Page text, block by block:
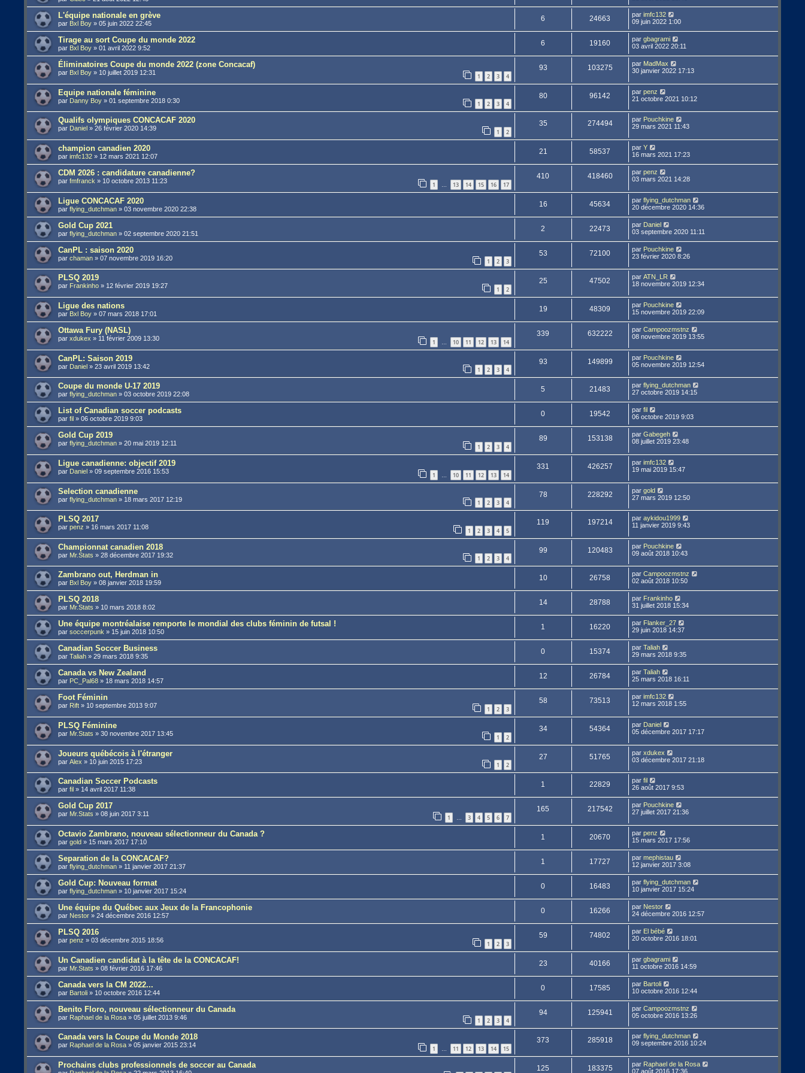
L'équipe nationale en grève
par Bxl Boy »05 juin 2022 22:45
6 24663 par imfc132
09 juin 2022 1:00
Tirage au sort Coupe du monde 2022
par Bxl Boy »01 avril 2022 9:52
6 19160 par gbagrami
03 avril 2022 20:11
Éliminatoires Coupe du monde 2022 (zone Concacaf)
par Bxl Boy » 10 juillet 2019 12:31 1 2 3 4
93 103275 par MadMax
30 janvier 2022 17:13
Equipe nationale féminine
par Danny Boy »01 septembre 2018 0:30 1 2 3 4
80 96142 par penz
21 octobre 2021 10:12
Qualifs olympiques CONCACAF 2020
par Daniel »26 février 2020 14:39 1 2
35 274494 par Pouchkine
29 mars 2021 11:43
champion canadien 2020
parimfc132 » 12 mars 2021 12:07
21 58537 par Y
16 mars 2021 17:23
CDM 2026 : candidature canadienne?
parfmfranck » 10 octobre 2013 11:23 1 … 13 14 15 16 17
410 418460 par penz
03 mars 2021 14:28
Ligue CONCACAF 2020
parflying_dutchman »03 novembre 2020 22:38
16 45634 par flying_dutchman
20 décembre 2020 14:36
Gold Cup 2021
parflying_dutchman »02 septembre 2020 21:51
2 22473 par Daniel
03 septembre 2020 11:11
CanPL : saison 2020
parchaman »07 novembre 2019 16:20 1 2 3
53 72100 par Pouchkine
23 février 2020 8:26
PLSQ 2019
par Frankinho » 12 février 2019 19:27 1 2
25 47502 par ATN_LR
18 novembre 2019 12:34
Ligue des nations
par Bxl Boy »07 mars 2018 17:01
19 48309 par Pouchkine
15 novembre 2019 22:09
Ottawa Fury (NASL)
parxdukex » 11 février 2009 13:30 1 … 10 11 12 13 14
339 632222 par Campoozmstnz
08 novembre 2019 13:55
CanPL: Saison 2019
par Daniel »23 avril 2019 13:42 1 2 3 4
93 149899 par Pouchkine
05 novembre 2019 12:54
Coupe du monde U-17 2019
parflying_dutchman »03 octobre 2019 22:08
5 21483 par flying_dutchman
27 octobre 2019 14:15
List of Canadian soccer podcasts
parfil »06 octobre 2019 9:03
0 19542 par fil
06 octobre 2019 9:03
Gold Cup 2019
parflying_dutchman »20 mai 2019 12:11 1 2 3 4
89 153138 par Gabegeh
08 juillet 2019 23:48
Ligue canadienne: objectif 2019
par Daniel »09 septembre 2016 15:53 1 10 11 12 13 14
331 426257 par imfc132
19 mai 2019 15:47
Selection canadienne
parflying_dutchman » 18 mars 2017 12:19 1 2 3 4
78 228292 par gold
27 mars 2019 12:50
PLSQ 2017
parpenz » 16 mars 2017 11:08 1 2 3 4 5
119 197214 par aykidou1999
11 janvier 2019 9:43
Championnat canadien 2018
par Mr.Stats »28 décembre 2017 19:32 1 2 3 4
99 120483 par Pouchkine
09 août 2018 10:43
Zambrano out, Herdman in
par Bxl Boy »08 janvier 2018 19:59
10 26758 par Campoozmstnz
02 août 2018 10:50
PLSQ 2018
par Mr.Stats »10 mars 2018 8:02
14 28788 par Frankinho
31 juillet 2018 15:34
Une équipe montréalaise remporte le mondial des clubs féminin de futsal !
parsoccerpunk »15 juin 2018 10:50
1 16220 par Flanker_27
29 juin 2018 14:37
Canadian Soccer Business
parTaliah »29 mars 2018 9:35
0 15374 par Taliah
29 mars 2018 9:35
Canada vs New Zealand
par PC_Pal68 »18 mars 2018 14:57
12 26784 par Taliah
25 mars 2018 16:11
Foot Féminin
par Rift »10 septembre 2013 9:07 1 2 3
58 73513 par imfc132
12 mars 2018 1:55
PLSQ Féminine
par Mr.Stats »30 novembre 2017 13:45 1 2
34 54364 par Daniel
05 décembre 2017 17:17
Joueurs québécois à l'étranger
parAlex » 10 juin 2015 17:23 1 2
27 51765 par xdukex
03 décembre 2017 21:18
Canadian Soccer Podcasts
parfil » 14 avril 2017 11:38
1 22829 par fil
26 août 2017 9:53
Gold Cup 2017
par Mr.Stats »08 juin 2017 3:11 1 … 3 4 5 6 7
165 217542 par Pouchkine
27 juillet 2017 21:36
Octavio Zambrano, nouveau sélectionneur du Canada ?
pargold » 15 mars 2017 17:10
1 20670 par penz
15 mars 2017 17:56
Separation de la CONCACAF?
parflying_dutchman » 11 janvier 2017 21:37
1 17727 par mephistau
12 janvier 2017 3:08
Gold Cup: Nouveau format
parflying_dutchman » 10 janvier 2017 15:24
0 16483 par flying_dutchman
10 janvier 2017 15:24
Une équipe du Québec aux Jeux de la Francophonie
par Nestor »24 décembre 2016 12:57
0 16266 par Nestor
24 décembre 2016 12:57
PLSQ 2016
parpenz »03 décembre 2015 18:56 1 2 3
59 74802 par El bébé
20 octobre 2016 18:01
Un Canadien candidat à la tête de la CONCACAF!
par Mr.Stats »08 février 2016 17:46
23 40166 par gbagrami
11 octobre 2016 14:59
Canada vers la CM 2022...
par Bartoli » 10 octobre 2016 12:44
0 17585 par Bartoli
10 octobre 2016 12:44
Benito Floro, nouveau sélectionneur du Canada
par Raphael de la Rosa »05 juillet 2013 9:46 1 2 3 4
94 125941 par Campoozmstnz
05 octobre 2016 13:26
Canada vers la Coupe du Monde 2018
par Raphael de la Rosa »05 janvier 2015 23:14 1 … 11 12 13 14 15
373 285918 par flying_dutchman
09 septembre 2016 10:24
Prochains clubs professionnels de soccer au Canada 125 183375 par Raphael de la Rosa
07 août 2016 17:36